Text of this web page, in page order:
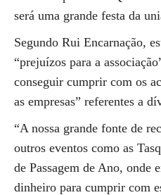
será uma grande festa da
Segundo Rui Encarnação,
“prejuízos para a
conseguir cumprir com os
as empresas” referentes a
“A nossa grande fonte de
outros eventos como as
de Passagem de Ano, onde
dinheiro para cumprir com